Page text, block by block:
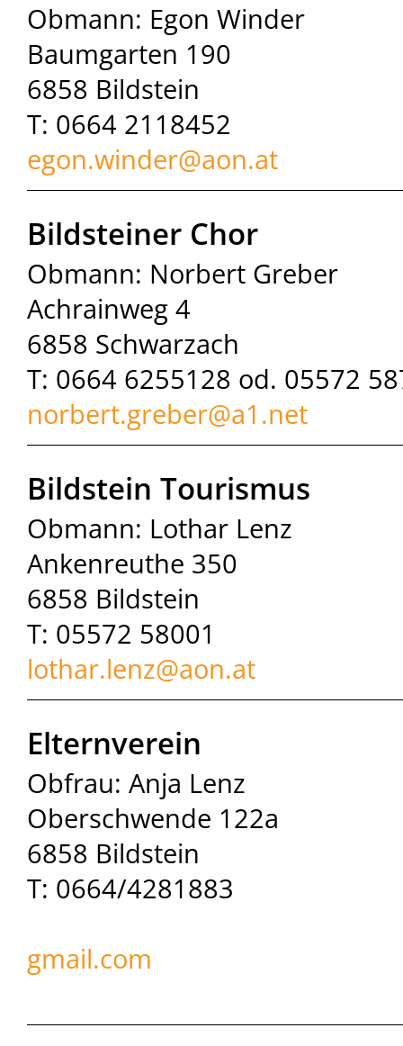
Obmann: Egon Winder
Baumgarten 190
6858 Bildstein
T: 0664 2118452
egon.winder@aon.at
Bildsteiner Chor
Obmann: Norbert Greber
Achrainweg 4
6858 Schwarzach
T: 0664 6255128 od. 05572
norbert.greber@a1.net
Bildstein Tourismus
Obmann: Lothar Lenz
Ankenreuthe 350
6858 Bildstein
T: 05572 58001
lothar.lenz@aon.at
Elternverein
Obfrau: Anja Lenz
Oberschwende 122a
6858 Bildstein
T: 0664/
gmail.com